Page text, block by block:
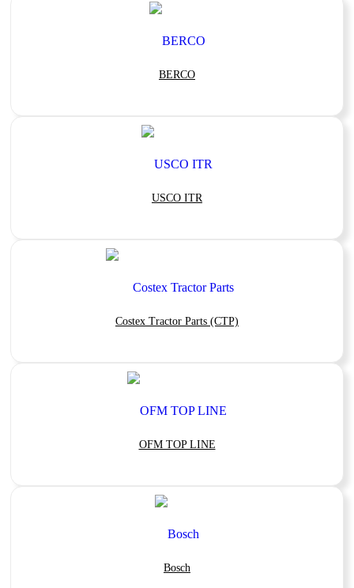
BERCO
USCO ITR
Costex Tractor Parts (CTP)
OFM TOP LINE
Bosch